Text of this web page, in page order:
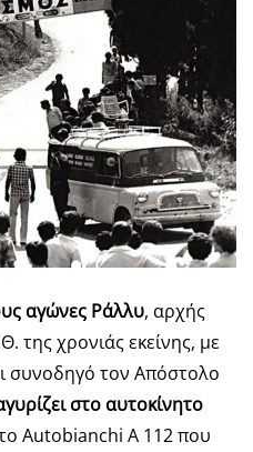
αγώνες Ράλλυ, αρχής
της χρονιάς εκείνης, με
συνοδηγό τον Απόστολο
στο αυτοκίνητο
Autobianchi A 112 που